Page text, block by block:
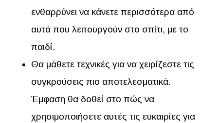
ενθαρρύνει να κάνετε περισσότερα από
αυτά που λειτουργούν στο σπίτι, με το
παιδί.
Θα μάθετε τεχνικές για να χειρίζεστε τις
συγκρούσεις πιο αποτελεσματικά.
Έμφαση θα δοθεί στο πώς να
χρησιμοποιήσετε αυτές τις ευκαιρίες για